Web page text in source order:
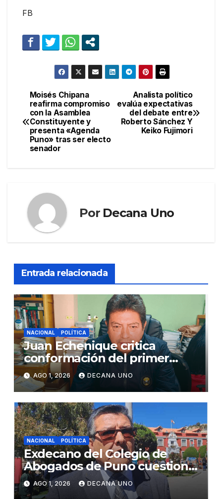
FB
Navegación
de
entradas
Analista político
evalúa expectativas
del debate entre
Roberto Sánchez Y
Keiko Fujimori
Moisés Chipana
reafirma compromiso
con la Asamblea
Constituyente y
presenta «Agenda
Puno» tras ser electo
senador
Por Decana Uno
Entrada relacionada
NACIONAL POLÍTICA
Juan Echenique critica
conformación del primer
gabinete ministerial de Keiko
Fujimori
AGO 1, 2026 DECANA UNO
NACIONAL POLÍTICA
Exdecano del Colegio de
Abogados de Puno cuestiona
propuestas sobre seguridad
ciudadana
AGO 1, 2026 DECANA UNO